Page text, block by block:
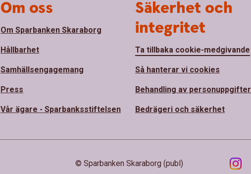
Om oss
Om Sparbanken Skaraborg
Hållbarhet
Samhällsengagemang
Press
Vår ägare - Sparbanksstiftelsen
Säkerhet och
integritet
Ta tillbaka cookie-medgivande
Så hanterar vi cookies
Behandling av personuppgifter
Bedrägeri och säkerhet
© Sparbanken Skaraborg (publ)